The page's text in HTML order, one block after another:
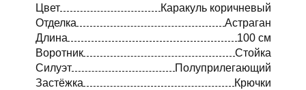
Цвет
Каракуль коричневый
Отделка
Астраган
Длина
100 см
Воротник
Стойка
Силуэт
Полуприлегающий
Застёжка
Крючки